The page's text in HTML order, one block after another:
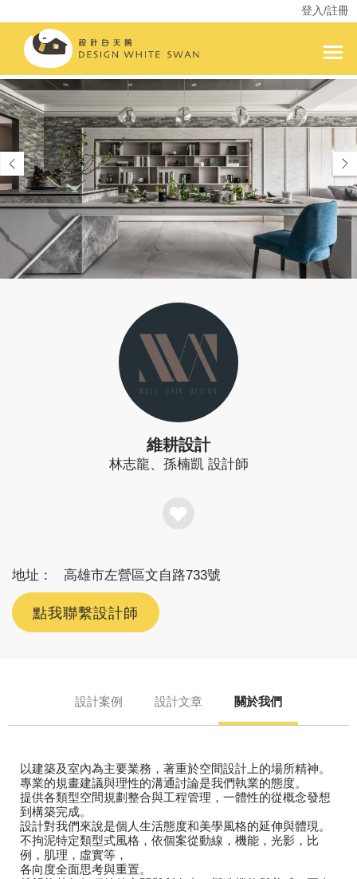
登入/註冊
維耕設計
林志龍、孫楠凱 設計師
地址： 高雄市左營區文自路733號
點我聯繫設計師
設計案例 設計文章 關於我們
以建築及室內為主要業務，著重於空間設計上的場所精神。
專業的規畫建議與理性的溝通討論是我們執業的態度。
提供各類型空間規劃整合與工程管理，一體性的從概念發想
到構築完成。
設計對我們來說是個人生活態度和美學風格的延伸與體現。
不拘泥特定類型式風格，依個案從動線，機能，光影，比
例，肌理，虛實等，
各向度全面思考與重置。